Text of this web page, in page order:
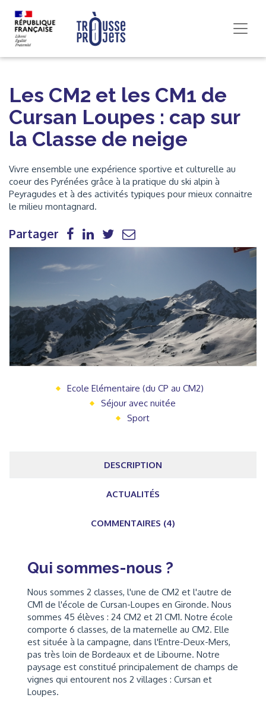
Les CM2 et les CM1 de
Cursan Loupes : cap sur
la Classe de neige
Vivre ensemble une expérience sportive et culturelle au
coeur des Pyrénées grâce à la pratique du ski alpin à
Peyragudes et à des activités typiques pour mieux connaitre
le milieu montagnard.
Partager
Ecole Elémentaire (du CP au CM2)
Séjour avec nuitée
Sport
DESCRIPTION
ACTUALITÉS
COMMENTAIRES (4)
Qui sommes-nous ?
Nous sommes 2 classes, l'une de CM2 et l'autre de
CM1 de l'école de Cursan-Loupes en Gironde. Nous
sommes 45 élèves : 24 CM2 et 21 CM1. Notre école
comporte 6 classes, de la maternelle au CM2. Elle
est située à la campagne, dans l'Entre-Deux-Mers,
pas très loin de Bordeaux et de Libourne. Notre
paysage est constitué principalement de champs de
vignes qui entourent nos 2 villages : Cursan et
Loupes.